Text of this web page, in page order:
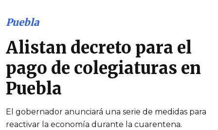
Puebla
Alistan decreto para el
pago de colegiaturas en
Puebla
El gobernador anunciará una serie de medidas para
reactivar la economía durante la cuarentena.